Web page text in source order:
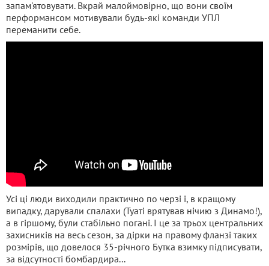
запам'ятовувати. Вкрай малоймовірно, що вони своїм
перформансом мотивували будь-які команди УПЛ
переманити себе.
Усі ці люди виходили практично по черзі і, в кращому
випадку, дарували спалахи (Туаті врятував нічию з Динамо!),
а в гіршому, були стабільно погані. І це за трьох центральних
захисників на весь сезон, за дірки на правому фланзі таких
розмірів, що довелося 35-річного Бутка взимку підписувати,
за відсутності бомбардира...